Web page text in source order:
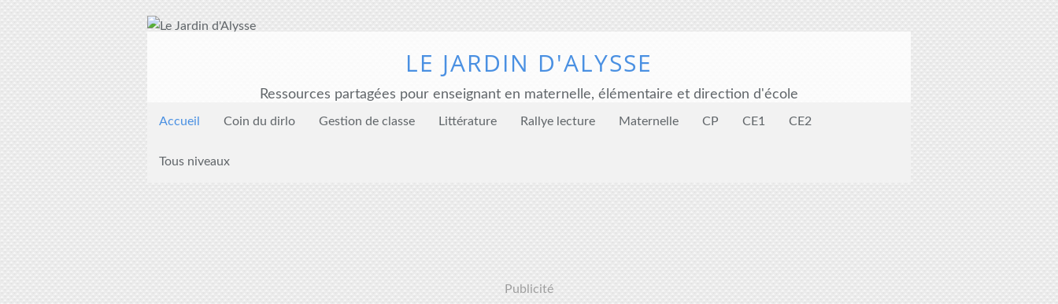
LE JARDIN D'ALYSSE
Ressources partagées pour enseignant en maternelle, élémentaire et direction d'école
Accueil Coin du dirlo Gestion de classe Littérature Rallye lecture Maternelle CP CE1 CE2
Tous niveaux
Publicité